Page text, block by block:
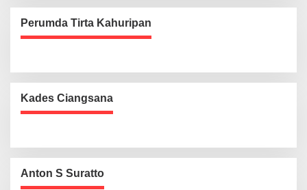
Perumda Tirta Kahuripan
Kades Ciangsana
Anton S Suratto